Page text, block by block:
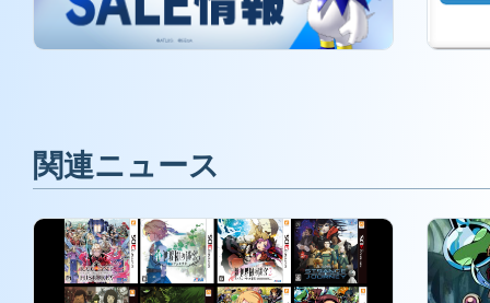
関連ニュース